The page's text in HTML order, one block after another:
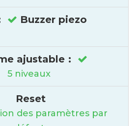
Buzzer piezo
ajustable :
5 niveaux
Reset
des paramètres par